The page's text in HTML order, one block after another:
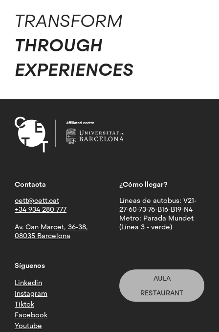
TRANSFORM
THROUGH
EXPERIENCES
Contacta
cett@cett.cat
+34 934 280 777
Av. Can Marcet, 36-38,
08035 Barcelona
¿Cómo llegar?
Líneas de autobus: V21-
27-60-73-76-B16-B19-N4
Metro: Parada Mundet
(Línea 3 - verde)
Síguenos
Linkedin
Instagram
Tiktok
Facebook
Youtube
AULA
RESTAURANT